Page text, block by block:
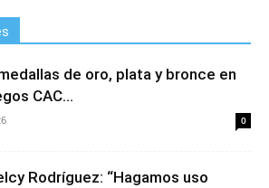
de oro, plata y bronce en
CAC...
0
Rodríguez: “Hagamos uso